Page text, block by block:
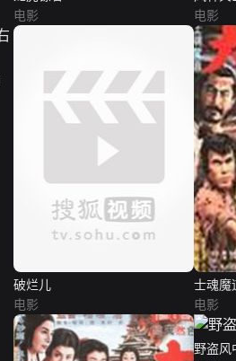
电影
电影
破烂儿
电影
士魂魔
电影
野盗风